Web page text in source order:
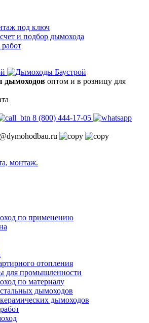
под ключ
и подбор дымохода
дымоходов оптом и в розницу для
8 (800) 444-17-05
монтаж.
по применению
отопления
для промышленности
по материалу
дымоходов
дымоходов